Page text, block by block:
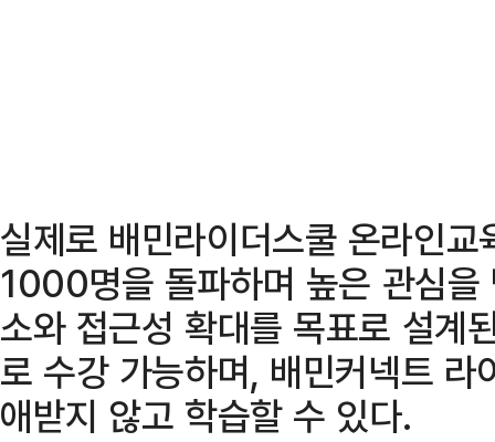
실제로 배민라이더스쿨 온라인
1000명을 돌파하며 높은 관심
소와 접근성 확대를 목표로 설계
로 수강 가능하며, 배민커넥트
애받지 않고 학습할 수 있다.